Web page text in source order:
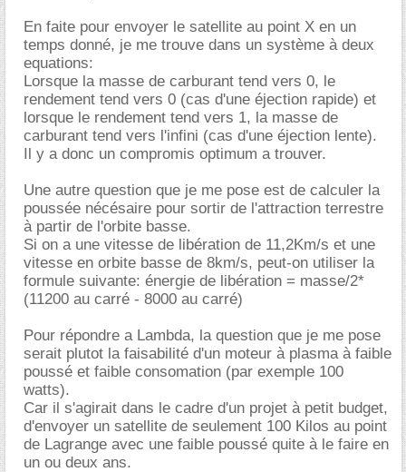
En faite pour envoyer le satellite au point X en un
temps donné, je me trouve dans un système à deux
equations:
Lorsque la masse de carburant tend vers 0, le
rendement tend vers 0 (cas d'une éjection rapide) et
lorsque le rendement tend vers 1, la masse de
carburant tend vers l'infini (cas d'une éjection lente).
Il y a donc un compromis optimum a trouver.
Une autre question que je me pose est de calculer la
poussée nécésaire pour sortir de l'attraction terrestre
à partir de l'orbite basse.
Si on a une vitesse de libération de 11,2Km/s et une
vitesse en orbite basse de 8km/s, peut-on utiliser la
formule suivante: énergie de libération = masse/2*
(11200 au carré - 8000 au carré)
Pour répondre a Lambda, la question que je me pose
serait plutot la faisabilité d'un moteur à plasma à faible
poussé et faible consomation (par exemple 100
watts).
Car il s'agirait dans le cadre d'un projet à petit budget,
d'envoyer un satellite de seulement 100 Kilos au point
de Lagrange avec une faible poussé quite à le faire en
un ou deux ans.